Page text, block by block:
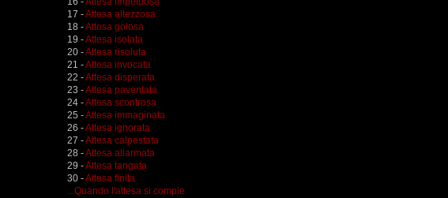
17 -Attesa altezzosa
18 -Attesa golosa
19 -Attesa isolata
20 -Attesa risoluta
21 -Attesa invocata
22 -Attesa disperata
23 -Attesa paventata
24 -Attesa scontrosa
25 -Attesa immaginata
26 -Attesa ignorata
27 -Attesa calpestata
28 -Attesa allarmata
29 -Attesa tangata
30 -Attesa finita
...Quando l'attesa si compie